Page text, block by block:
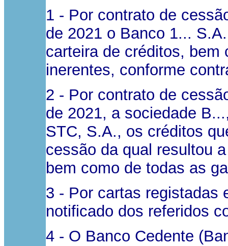
1 - Por contrato de
de 2021 o Banco 1...
carteira de créditos, bem
inerentes, conforme
2 - Por contrato de
de 2021, a sociedade
STC, S.A., os créditos
cessão da qual resultou
bem como de todas as
3 - Por cartas registadas
notificado dos referidos
4 - O Banco Cedente